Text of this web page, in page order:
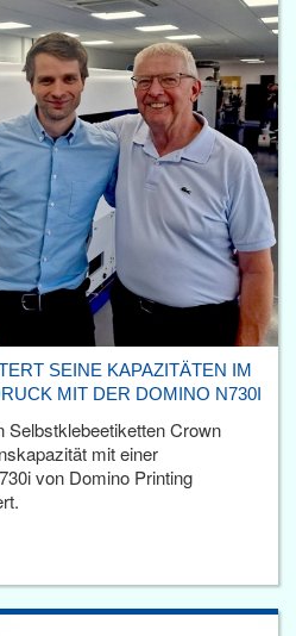
SEINE KAPAZITÄTEN IM
MIT DER DOMINO N730I
Selbstklebeetiketten Crown
mit einer
von Domino Printing